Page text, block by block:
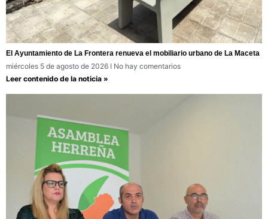
El Ayuntamiento de La Frontera renueva el mobiliario urbano de La Maceta
miércoles 5 de agosto de 2026
No hay comentarios
Leer contenido de la noticia »